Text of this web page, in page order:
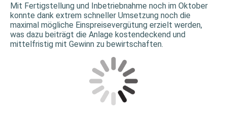
Mit Fertigstellung und Inbetriebnahme noch im Oktober
konnte dank extrem schneller Umsetzung noch die
maximal mögliche Einspreisevergütung erzielt werden,
was dazu beiträgt die Anlage kostendeckend und
mittelfristig mit Gewinn zu bewirtschaften.